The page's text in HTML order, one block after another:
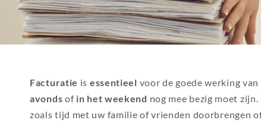
Facturatie is essentieel voor de goede werking
avonds of in het weekend nog mee bezig moet
zoals tijd met uw familie of vrienden doorbrengen